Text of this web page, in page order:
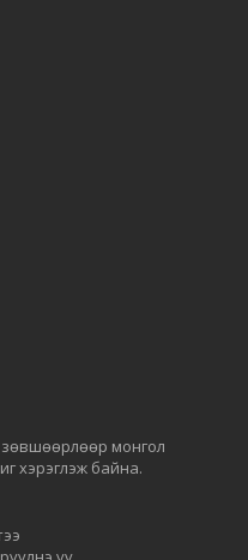
монгол
хэрэглэж байна.